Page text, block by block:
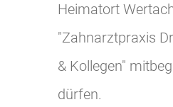
Heimatort
"Zahnarztpraxis
& Kollegen"
dürfen.